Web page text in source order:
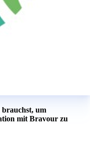
brauchst, um
mit Bravour zu